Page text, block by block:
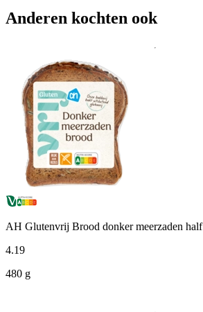
Anderen kochten ook
AH Glutenvrij Brood donker meerzaden half
4.19
480 g